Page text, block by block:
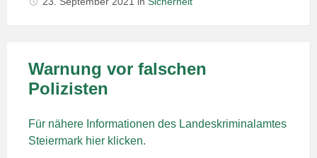
Warnung vor falschen
Polizisten
Für nähere Informationen des Landeskriminalamtes
Steiermark hier klicken.